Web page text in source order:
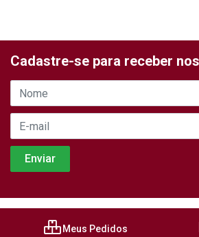
Cadastre-se para receber
Meus Pedidos